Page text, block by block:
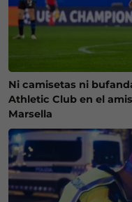
Ni camisetas ni
Athletic Club en el
Marsella